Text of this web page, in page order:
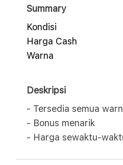
Summary
Kondisi
Harga Cash
Warna
Deskripsi
- Tersedia semua
- Bonus menarik
- Harga sewaktu-